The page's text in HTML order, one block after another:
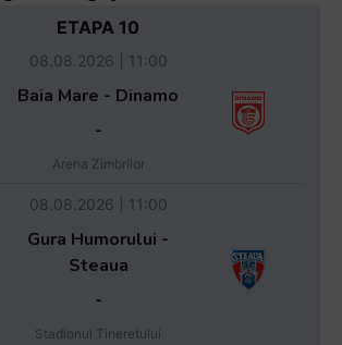
ETAPA 10
08.08.2026 | 11:00
Baia Mare - Dinamo
-
Arena Zimbrilor
08.08.2026 | 11:00
Gura Humorului -
Steaua
-
Stadionul Tineretului